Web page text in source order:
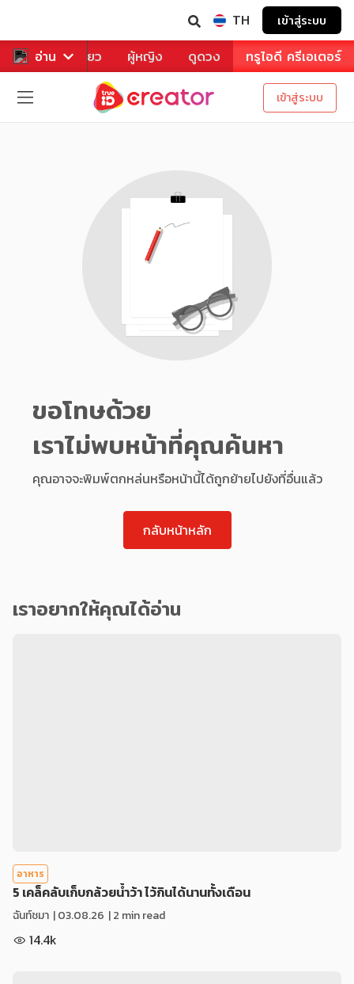
TH เข้าสู่ระบบ
อ่าน
หาร ท่องเที่ยว ผู้หญิง ดูดวง ทรูไอดี ครีเอเตอร์
เข้าสู่ระบบ
ขอโทษด้วย
เราไม่พบหน้าที่คุณค้นหา
คุณอาจจะพิมพ์ตกหล่นหรือหน้านี้ได้ถูกย้ายไปยังที่อื่นแล้ว
กลับหน้าหลัก
เราอยากให้คุณได้อ่าน
อาหาร
5 เคล็คลับเก็บกล้วยน้ำว้า ไว้กินได้นานทั้งเดือน
ฉันท์ชมา |03.08.26 | 2 min read
14.4k